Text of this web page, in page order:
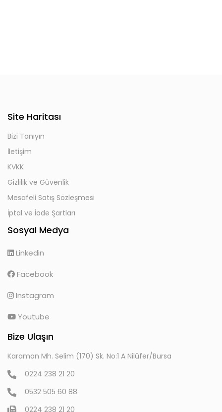
Site Haritası
Bizi Tanıyın
İletişim
KVKK
Gizlilik ve Güvenlik
Mesafeli Satış Sözleşmesi
İptal ve İade Şartları
Sosyal Medya
Linkedin
Facebook
Instagram
Youtube
Bize Ulaşın
Karaman Mh. Selim (170) Sk. No:1 A Nilüfer/Bursa
0224 238 21 20
0532 505 60 88
0224 238 21 20